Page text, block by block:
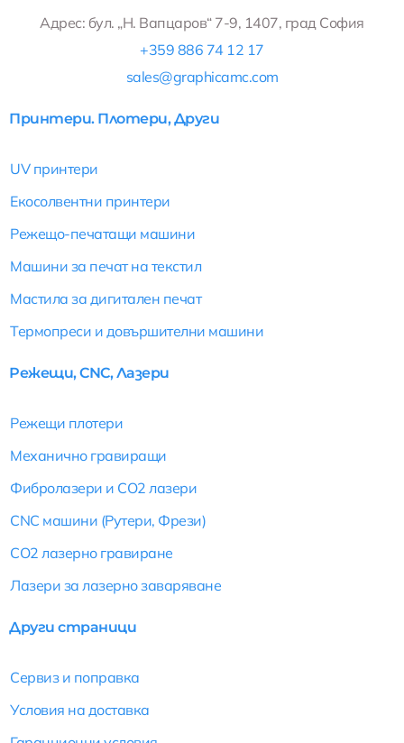
c
e
b
o
o
k
n
k
e
d
i
n
s
t
a
g
Адрес: бул. „Н. Вапцаров“ 7-9, 1407, град София
+359 886 74 12 17
sales@graphicamc.com
Принтери. Плотери, Други
UV принтери
Екосолвентни принтери
Режещо-печатащи машини
Машини за печат на текстил
Мастила за дигитален печат
Термопреси и довършителни машини
Режещи, CNC, Лазери
Режещи плотери
Механично гравиращи
Фибролазери и CO2 лазери
CNC машини (Рутери, Фрези)
CO2 лазерно гравиране
Лазери за лазерно заваряване
Други страници
Сервиз и поправка
Условия на доставка